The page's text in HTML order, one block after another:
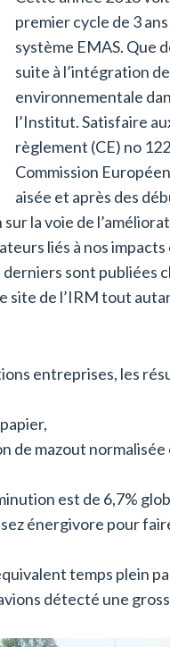
premier cycle de 3
système EMAS. Que
suite à l’intégration
environnementale
l’Institut. Satisfaire
règlement (CE) no
Commission
aisée et après des
la voie de
liés à nos
sont publiées
site de l’IRM tout
entreprises, les
de mazout
est de 6,7%
énergivore pour
temps plein
détecté une